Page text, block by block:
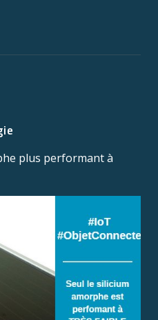
plus performant à